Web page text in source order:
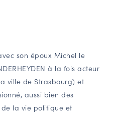
« ACTEURS »
son époux Michel le
à la fois acteur
ville de Strasbourg) et
aussi bien des
la vie politique et